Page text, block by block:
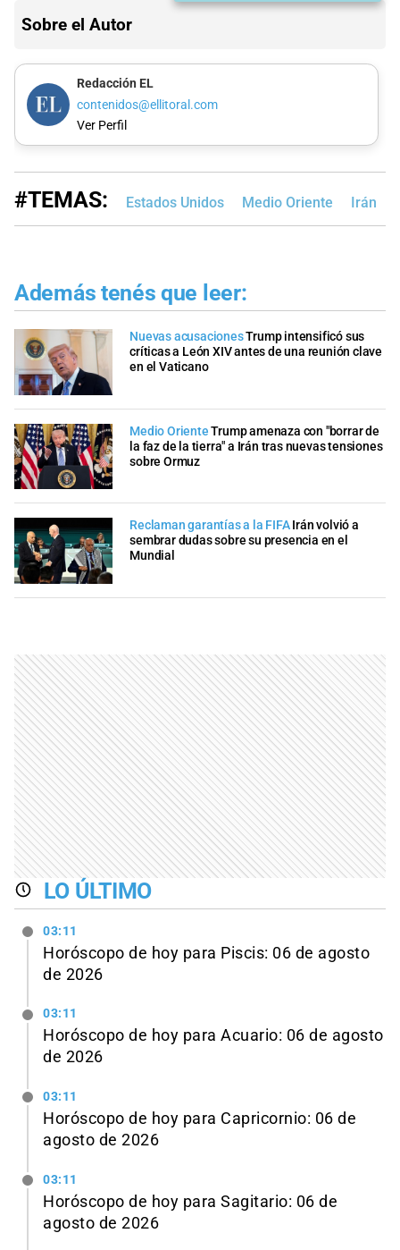
Sobre el Autor
Redacción EL
contenidos@ellitoral.com
Ver Perfil
#TEMAS: Estados Unidos Medio Oriente Irán
Además tenés que leer:
Nuevas acusacionesTrump intensificó sus
críticas a León XIV antes de una reunión clave
en el Vaticano
Medio Oriente Trump amenaza con "borrar de
la faz de la tierra" a Irán tras nuevas tensiones
sobre Ormuz
Reclaman garantías a la FIFA Irán volvió a
sembrar dudas sobre su presencia en el
Mundial
LO ÚLTIMO
03:11
Horóscopo de hoy para Piscis: 06 de agosto
de 2026
03:11
Horóscopo de hoy para Acuario: 06 de agosto
de 2026
03:11
Horóscopo de hoy para Capricornio: 06 de
agosto de 2026
03:11
Horóscopo de hoy para Sagitario: 06 de
agosto de 2026